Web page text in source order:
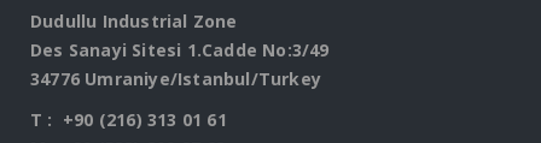
Dudullu Industrial Zone
Des Sanayi Sitesi 1.Cadde No:3/49
34776 Umraniye/Istanbul/Turkey
T : +90 (216) 313 01 61